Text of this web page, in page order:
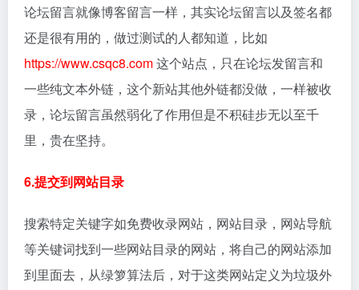
论坛留言就像博客留言一样，其实论坛留言以及签名都
还是很有用的，做过测试的人都知道，比如
https://www.csqc8.com这个站点，只在论坛发留言和
一些纯文本外链，这个新站其他外链都没做，一样被收
录，论坛留言虽然弱化了作用但是不积硅步无以至千
里，贵在坚持。
6.提交到网站目录
搜索特定关键字如免费收录网站，网站目录，网站导航
等关键词找到一些网站目录的网站，将自己的网站添加
到里面去，从绿箩算法后，对于这类网站定义为垃圾外